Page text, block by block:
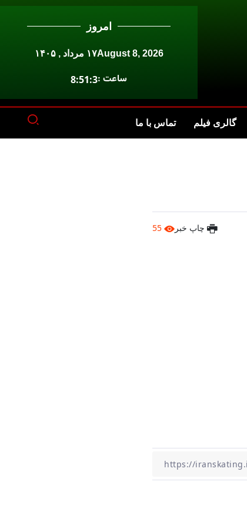
امروز
August 8, 2026۱۷ مرداد , ۱۴۰۵
ساعت :8:51:3
گالری فیلم تماس با ما
چاپ خبر 55